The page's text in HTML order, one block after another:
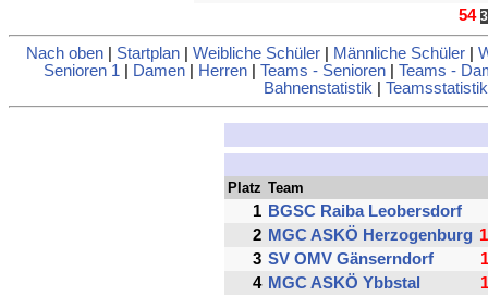
54
Nach oben| Startplan| Weibliche Schüler| Männliche Schüler|
Senioren 1
Damen Herren Teams - Senioren
Teams -
Bahnenstatistik
Teamsstatistik
Platz Team
1 BGSC Raiba Leobersdorf
2 MGC ASKÖ Herzogenburg
3 SV OMV Gänserndorf
4 MGC ASKÖ Ybbstal